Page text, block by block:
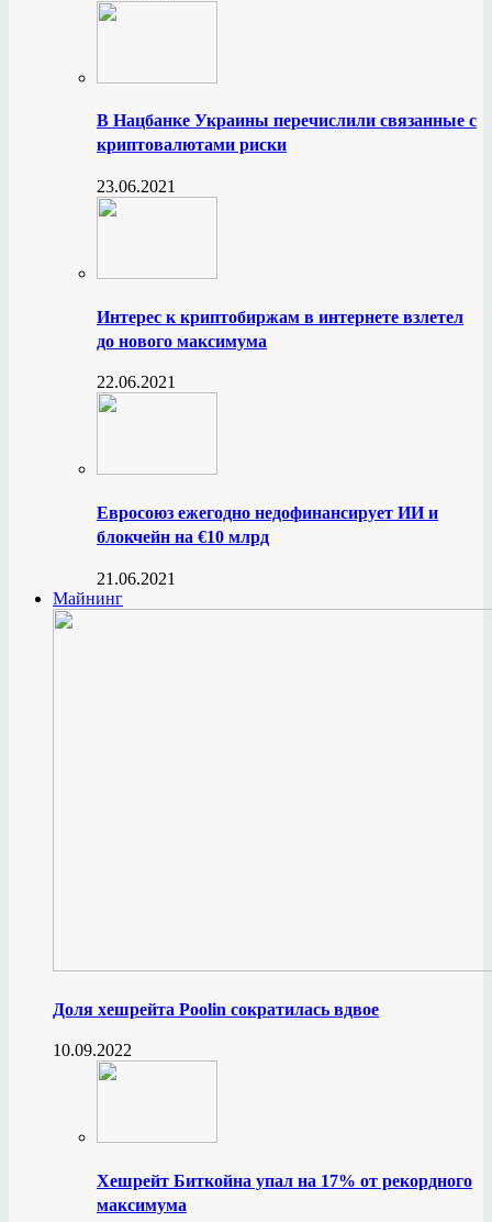
В Нацбанке Украины перечислили связанные с
криптовалютами риски
23.06.2021
Интерес к криптобиржам в интернете взлетел
до нового максимума
22.06.2021
Евросоюз ежегодно недофинансирует ИИ и
блокчейн на €10 млрд
21.06.2021
Майнинг
Доля хешрейта Poolin сократилась вдвое
10.09.2022
Хешрейт Биткойна упал на 17% от рекордного
максимума